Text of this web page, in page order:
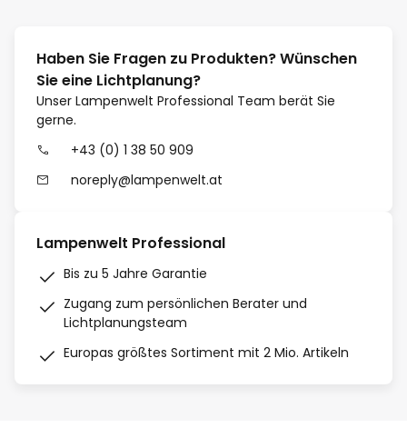
Haben Sie Fragen zu Produkten? Wünschen
Sie eine Lichtplanung?
Unser Lampenwelt Professional Team berät Sie
gerne.
+43 (0) 1 38 50 909
noreply@lampenwelt.at
Lampenwelt Professional
Bis zu 5 Jahre Garantie
Zugang zum persönlichen Berater und
Lichtplanungsteam
Europas größtes Sortiment mit 2 Mio. Artikeln